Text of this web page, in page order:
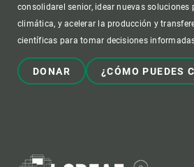
consolidarel senior, idear nuevas soluciones
climática, y acelerar la producción y
científicas para tomar decisiones
DONAR ¿CÓMO PUEDES